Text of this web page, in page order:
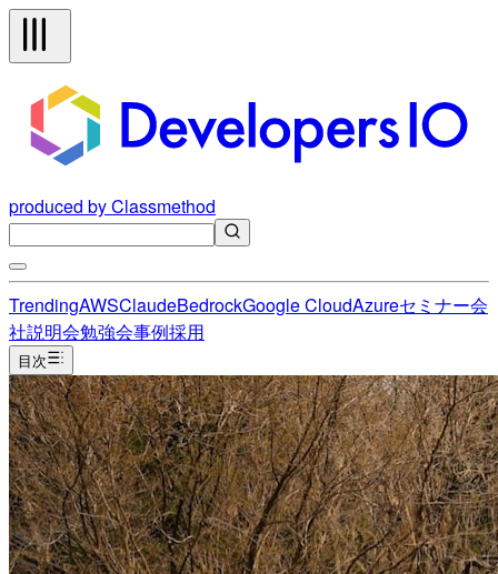
produced by Classmethod
TrendingAWSClaudeBedrockGoogle CloudAzureセミナー会
社説明会勉強会事例採用
目次